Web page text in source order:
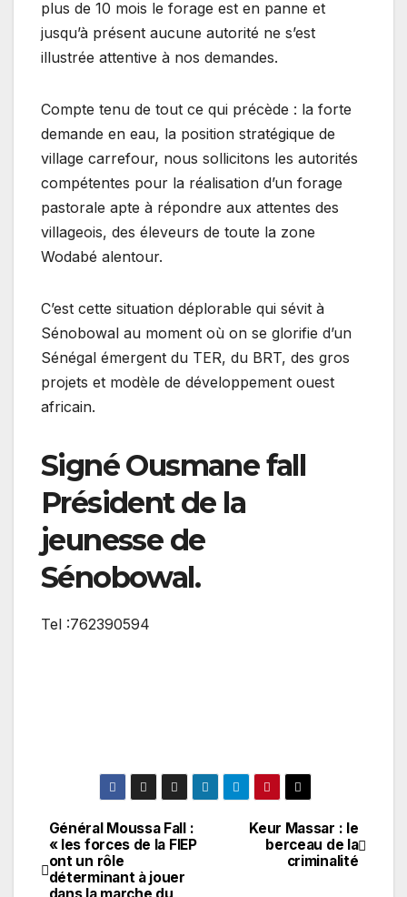
plus de 10 mois le forage est en panne et
jusqu’à présent aucune autorité ne s’est
illustrée attentive à nos demandes.
Compte tenu de tout ce qui précède : la forte
demande en eau, la position stratégique de
village carrefour, nous sollicitons les autorités
compétentes pour la réalisation d’un forage
pastorale apte à répondre aux attentes des
villageois, des éleveurs de toute la zone
Wodabé alentour.
C’est cette situation déplorable qui sévit à
Sénobowal au moment où on se glorifie d’un
Sénégal émergent du TER, du BRT, des gros
projets et modèle de développement ouest
africain.
Signé Ousmane fall
Président de la
jeunesse de
Sénobowal.
Tel :762390594
Navigation
de
Keur Massar : le
berceau de la
criminalité
Général Moussa Fall :
« les forces de la FIEP
ont un rôle
déterminant à jouer